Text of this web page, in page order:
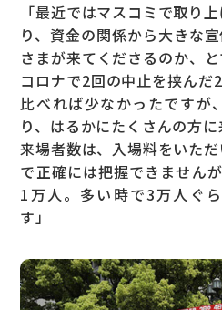
「最近ではマスコミで取り
り、資金の関係から大きな
さまが来てくださるのか、
コロナで2回の中止を挟んだ
比べれば少なかったですが
り、はるかにたくさんの方に
来場者数は、入場料をいた
で正確には把握できません
1万人。多い時で3万人ぐ
す」